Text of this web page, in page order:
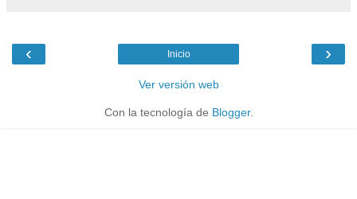
‹ ›
Inicio
Ver versión web
Con la tecnología de Blogger.